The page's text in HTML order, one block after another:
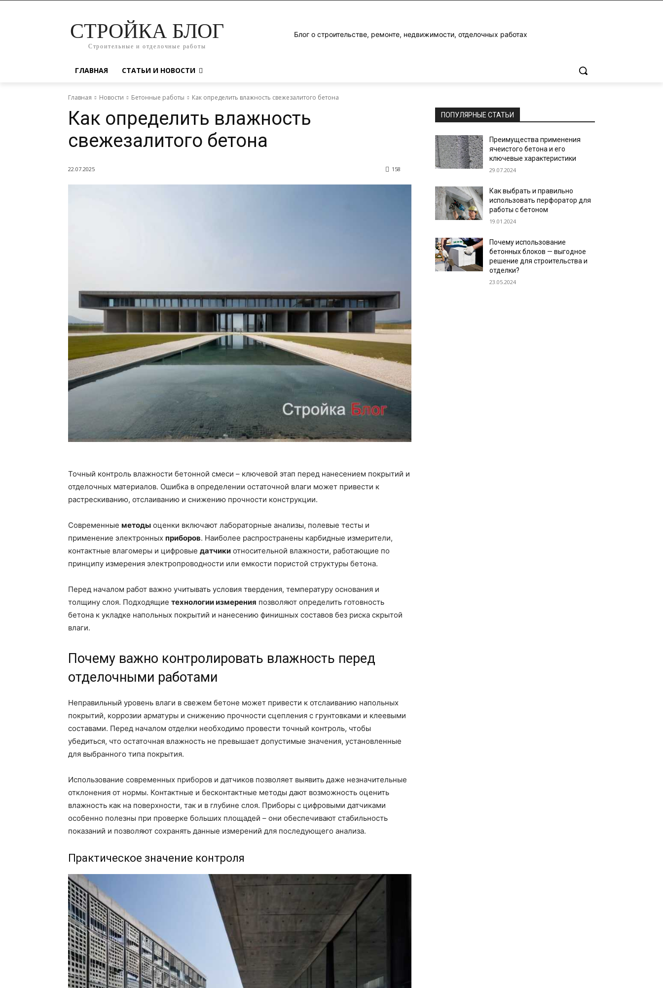
СТРОЙКА БЛОГ
Строительные и отделочные работы
Блог о строительстве, ремонте, недвижимости, отделочных работах
ГЛАВНАЯ СТАТЬИ И НОВОСТИ
Главная Новости Бетонные работы Как определить влажность свежезалитого бетона
Как определить влажность
свежезалитого бетона
22.07.2025 158
Точный контроль влажности бетонной смеси – ключевой этап перед нанесением покрытий и
отделочных материалов. Ошибка в определении остаточной влаги может привести к
растрескиванию, отслаиванию и снижению прочности конструкции.
Современные методы оценки включают лабораторные анализы, полевые тесты и
применение электронных приборов. Наиболее распространены карбидные измерители,
контактные влагомеры и цифровые датчики относительной влажности, работающие по
принципу измерения электропроводности или емкости пористой структуры бетона.
Перед началом работ важно учитывать условия твердения, температуру основания и
толщину слоя. Подходящие технологии измерения позволяют определить готовность
бетона к укладке напольных покрытий и нанесению финишных составов без риска скрытой
влаги.
Почему важно контролировать влажность перед
отделочными работами
Неправильный уровень влаги в свежем бетоне может привести к отслаиванию напольных
покрытий, коррозии арматуры и снижению прочности сцепления с грунтовками и клеевыми
составами. Перед началом отделки необходимо провести точный контроль, чтобы
убедиться, что остаточная влажность не превышает допустимые значения, установленные
для выбранного типа покрытия.
Использование современных приборов и датчиков позволяет выявить даже незначительные
отклонения от нормы. Контактные и бесконтактные методы дают возможность оценить
влажность как на поверхности, так и в глубине слоя. Приборы с цифровыми датчиками
особенно полезны при проверке больших площадей – они обеспечивают стабильность
показаний и позволяют сохранять данные измерений для последующего анализа.
Практическое значение контроля
ПОПУЛЯРНЫЕ СТАТЬИ
Преимущества применения
ячеистого бетона и его
ключевые характеристики
29.07.2024
Как выбрать и правильно
использовать перфоратор для
работы с бетоном
19.01.2024
Почему использование
бетонных блоков — выгодное
решение для строительства и
отделки?
23.05.2024